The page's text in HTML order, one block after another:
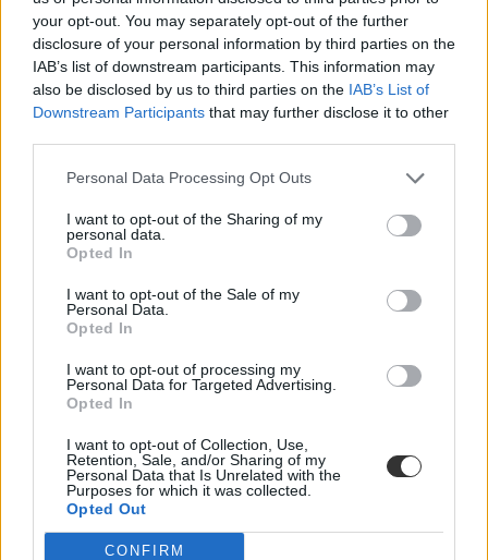
your opt-out. You may separately opt-out of the further
disclosure of your personal information by third parties on the
IAB’s list of downstream participants. This information may
also be disclosed by us to third parties on the IAB’s List of
Downstream Participants that may further disclose it to other
Personal Data Processing Opt Outs
I want to opt-out of the Sharing of my
personal data.
Opted In
I want to opt-out of the Sale of my
Personal Data.
Opted In
I want to opt-out of processing my
Personal Data for Targeted Advertising.
Opted In
I want to opt-out of Collection, Use,
Retention, Sale, and/or Sharing of my
Personal Data that Is Unrelated with the
Purposes for which it was collected.
Opted Out
CONFIRM